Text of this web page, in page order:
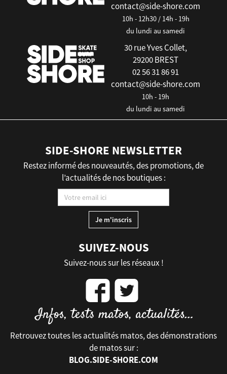
contact@side-shore.com
10h - 12h30 / 14h - 19h
du lundi au samedi
30 rue Yves Collet,
29200 BREST
02 56 31 86 91
contact@side-shore.com
10h - 19h
du lundi au samedi
SIDE-SHORE NEWSLETTER
Restez informé des nouveautés, des promotions, de
l’actualités de nos boutiques :
SUIVEZ-NOUS
Suivez-nous sur les réseaux !
Retrouvez toutes les actualités matos, des démonstrations
de matos sur :
BLOG.SIDE-SHORE.COM